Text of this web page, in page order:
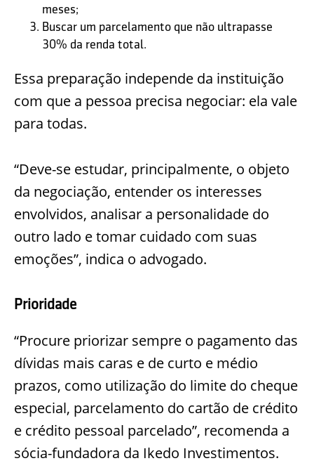
meses;
Buscar um parcelamento que não ultrapasse
30% da renda total.
Essa preparação independe da instituição
com que a pessoa precisa negociar: ela vale
para todas.
“Deve-se estudar, principalmente, o objeto
da negociação, entender os interesses
envolvidos, analisar a personalidade do
outro lado e tomar cuidado com suas
emoções”, indica o advogado.
Prioridade
“Procure priorizar sempre o pagamento das
dívidas mais caras e de curto e médio
prazos, como utilização do limite do cheque
especial, parcelamento do cartão de crédito
e crédito pessoal parcelado”, recomenda a
sócia-fundadora da Ikedo Investimentos.